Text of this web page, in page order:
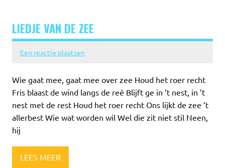
LIEDJE VAN DE ZEE
Een reactie plaatsen
Wie gaat mee, gaat mee over zee Houd het roer recht
Fris blaast de wind langs de reê Blijft ge in ’t nest, in ’t
nest met de rest Houd het roer recht Ons lijkt de zee ’t
allerbest Wie wat worden wil Wel die zit niet stil Neen,
hij
LEES MEER